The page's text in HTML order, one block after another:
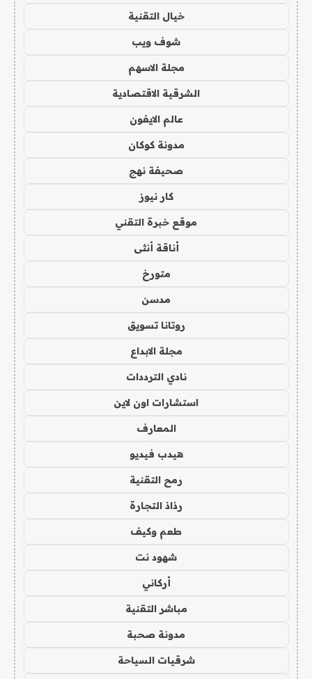
خيال التقنية
شوف ويب
مجلة الاسهم
الشرقية الاقتصادية
عالم الايفون
مدونة كوكان
صحيفة نهج
كار نيوز
موقع خبرة التقني
أناقة أنثى
متورخ
مدسن
روتانا تسويق
مجلة الابداع
نادي الترددات
استشارات اون لاين
المعارف
هيدب فيديو
رمح التقنية
رذاذ التجارة
طعم وكيف
شهود نت
أركاني
مباشر التقنية
مدونة صحبة
شرقيات السياحة